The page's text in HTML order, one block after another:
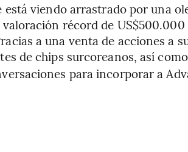
está viendo arrastrado por una
valoración récord de
a una venta de acciones a
de chips surcoreanos, así
para incorporar a